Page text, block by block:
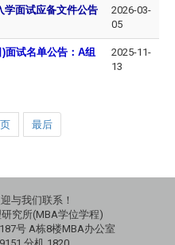
学面试应备文件公告
2026-03-
05
面试名单公告：A组
2025-11-
13
最后
与我们联系！
究所(MBA学位学程)
号 A栋8楼MBA办公室